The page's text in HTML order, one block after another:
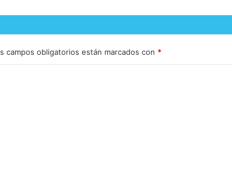
campos obligatorios están marcados con *